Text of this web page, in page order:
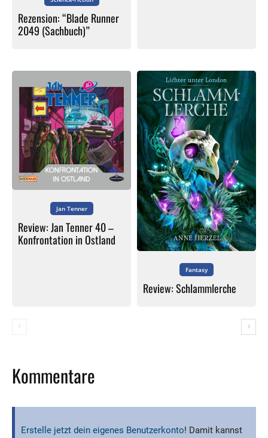
Rezension: “Blade Runner
2049 (Sachbuch)”
Jan Tenner
Review: Jan Tenner 40 –
Konfrontation in Ostland
Fantasy
Review: Schlammlerche
Kommentare
Erstelle jetzt dein eigenes Benutzerkonto! Damit kannst